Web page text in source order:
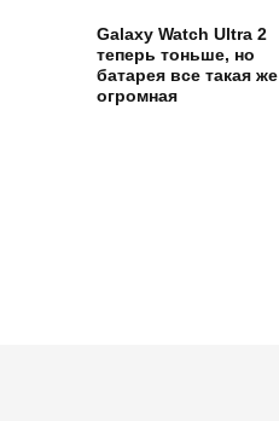
Galaxy Watch Ultra 2
теперь тоньше, но
батарея все такая же
огромная